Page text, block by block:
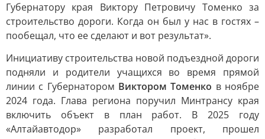
Губернатору края Виктору Петровичу Томенко за
строительство дороги. Когда он был у нас в гостях –
пообещал, что ее сделают и вот результат».
Инициативу строительства новой подъездной дороги
подняли и родители учащихся во время прямой
линии с Губернатором Виктором Томенко в ноябре
2024 года. Глава региона поручил Минтрансу края
включить объект в план работ. В 2025 году
«Алтайавтодор» разработал проект, прошел